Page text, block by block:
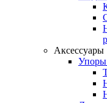
Аксессуары
Упоры